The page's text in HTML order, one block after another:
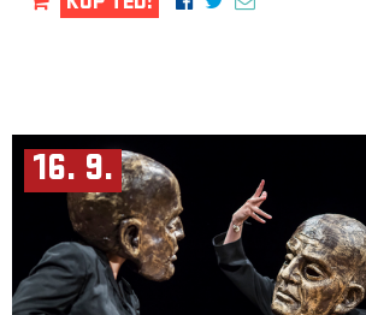
16. 9.